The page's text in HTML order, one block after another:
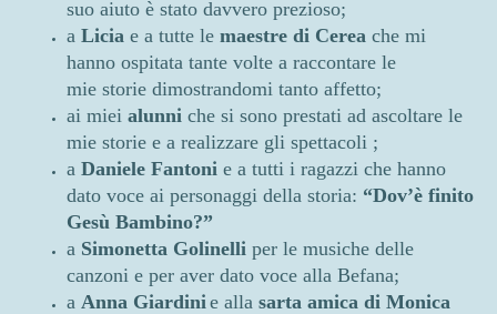
suo aiuto è stato davvero prezioso;
a Licia e a tutte le maestre di Cerea che mi
hanno ospitata tante volte a raccontare le
mie storie dimostrandomi tanto affetto;
ai miei alunni che si sono prestati ad ascoltare le
mie storie e a realizzare gli spettacoli ;
a Daniele Fantoni e a tutti i ragazzi che hanno
dato voce ai personaggi della storia: “Dov’è finito
Gesù Bambino?”
a Simonetta Golinelli per le musiche delle
canzoni e per aver dato voce alla Befana;
a Anna Giardini e alla sarta amica di Monica